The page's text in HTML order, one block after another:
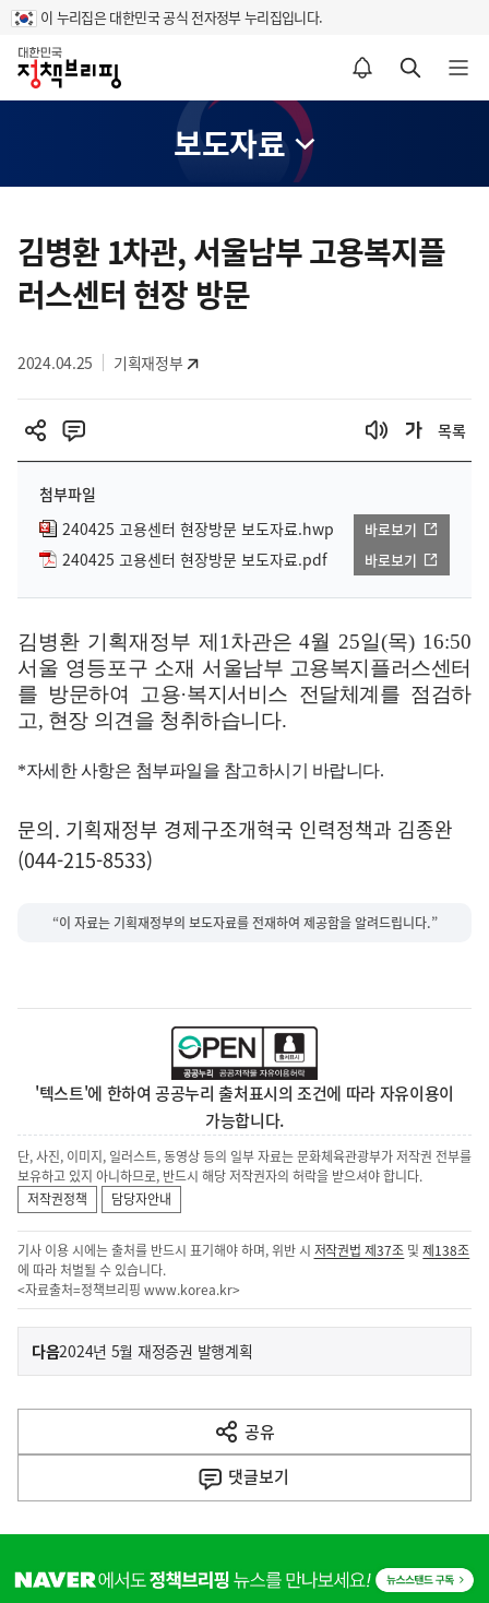
이 누리집은 대한민국 공식 전자정부 누리집입니다.
홈
알림설정 바로가기 검색 바로가기 메뉴 열기
보도자료
텐
츠
영
김병환 1차관, 서울남부 고용복지플
러스센터 현장 방문
2024.04.25 기획재정부
목록
첨부파일
240425 고용센터 현장방문 보도자료.hwp
바로보기
240425 고용센터 현장방문 보도자료.pdf 바로보기
김병환 기획재정부 제 1차관은4월25일(목) 16:50
서울 영등포구 소재 서울남부 고용복지플러스센터
를 방문하여 고용·복지서비스 전달체계를 점검하
고, 현장 의견을 청취하습니다.
*자세한 사항은 첨부파일을 참고하시기 바랍니다.
문의. 기획재정부 경제구조개혁국 인력정책과 김종완
(044-215-8533)
“이 자료는 기획재정부의 보도자료를 전재하여 제공함을 알려드립니다.”
'텍스트'에 한하여 공공누리 출처표시의 조건에 따라 자유이용이
가능합니다.
단, 사진, 이미지, 일러스트, 동영상 등의 일부 자료는 문화체육관광부가 저작권 전부를
보유하고 있지 아니하므로, 반드시 해당 저작권자의 허락을 받으셔야 합니다.
저작권정책
담당자안내
기사 이용 시에는 출처를 반드시 표기해야 하며, 위반 시 저작권법 제37조 및제138조
에 따라 처벌될 수 있습니다.
<자료출처=정책브리핑 www.korea.kr>
이
전
다
음
다음기
사
2024년 5월 재정증권 발행계획
공유
열
기
댓글보기
단